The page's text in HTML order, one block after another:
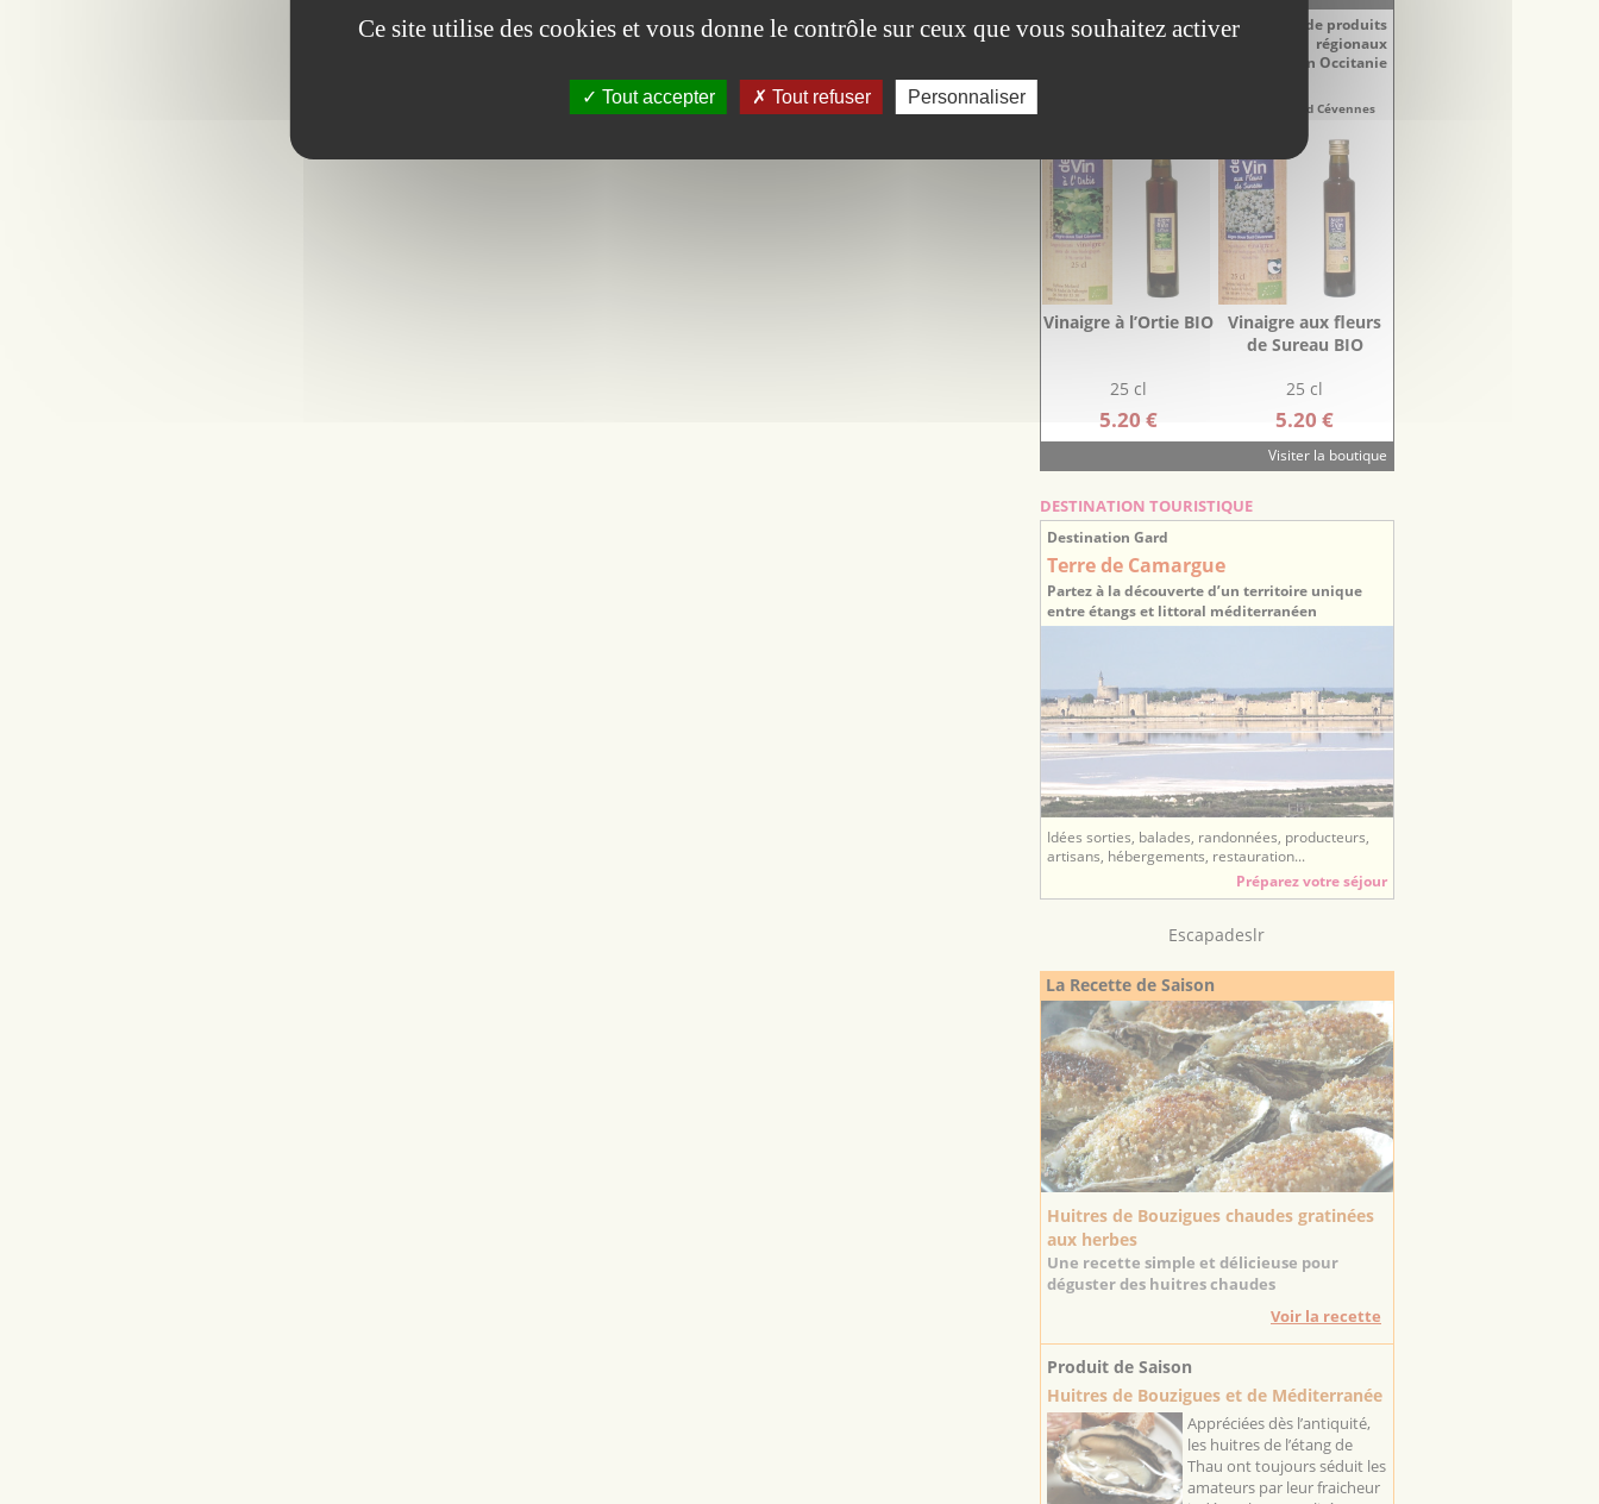
Découvrez notre sélection de produits
régionaux
du Languedoc-Roussillon en Occitanie
Vinaigre à l’Ortie BIO
25 cl
5.20 €
Aigre-Doux Sud Cévennes
Vinaigre aux fleurs
de Sureau BIO
25 cl
5.20 €
Visiter la boutique
DESTINATION TOURISTIQUE
Destination Gard
Terre de Camargue
Partez à la découverte d’un territoire unique
entre étangs et littoral méditerranéen
Idées sorties, balades, randonnées, producteurs,
artisans, hébergements, restauration...
Préparez votre séjour
Escapadeslr
La Recette de Saison
Huitres de Bouzigues chaudes gratinées
aux herbes
Une recette simple et délicieuse pour
déguster des huitres chaudes
Voir la recette
Produit de Saison
Huitres de Bouzigues et de Méditerranée
Appréciées dès l’antiquité,
les huitres de l’étang de
Thau ont toujours séduit les
amateurs par leur fraicheur
Ce site utilise des cookies et vous donne le contrôle sur ceux que vous souhaitez activer
Tout accepter Tout refuser Personnaliser